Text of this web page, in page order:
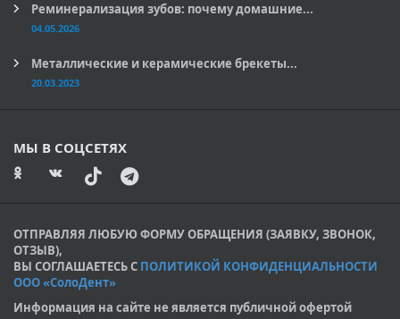
Реминерализация зубов: почему домашние...
04.05.2026
Металлические и керамические брекеты...
20.03.2023
МЫ В СОЦСЕТЯХ
ОТПРАВЛЯЯ ЛЮБУЮ ФОРМУ ОБРАЩЕНИЯ (ЗАЯВКУ, ЗВОНОК,
ОТЗЫВ),
ВЫ СОГЛАШАЕТЕСЬ С ПОЛИТИКОЙ КОНФИДЕНЦИАЛЬНОСТИ
ООО «СолоДент»
Информация на сайте не является публичной офертой